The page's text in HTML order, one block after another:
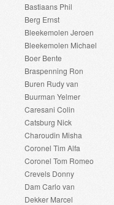
Bastiaans Phil
Berg Ernst
Bleekemolen Jeroen
Bleekemolen Michael
Boer Bente
Braspenning Ron
Buren Rudy van
Buurman Yelmer
Caresani Colin
Catsburg Nick
Charoudin Misha
Coronel Tim Alfa
Coronel Tom Romeo
Crevels Donny
Dam Carlo van
Dekker Marcel